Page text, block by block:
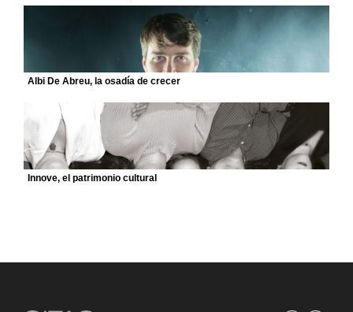
Albi De Abreu, la osadía de crecer
Innove, el patrimonio cultural